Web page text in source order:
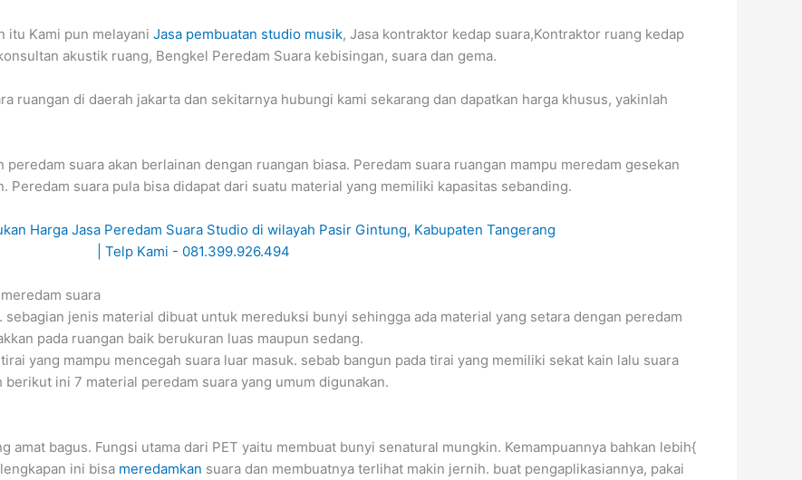
itu Kami pun melayani Jasa pembuatan studio musik, Jasa kontraktor kedap suara,Kontraktor ruang kedap
akustik ruang, Bengkel Peredam Suara kebisingan, suara dan gema.
ruangan di daerah jakarta dan sekitarnya hubungi kami sekarang dan dapatkan harga khusus, yakinlah
suara akan berlainan dengan ruangan biasa. Peredam suara ruangan mampu meredam gesekan
Peredam suara pula bisa didapat dari suatu material yang memiliki kapasitas sebanding.
suara
jenis material dibuat untuk mereduksi bunyi sehingga ada material yang setara dengan peredam
pada ruangan baik berukuran luas maupun sedang.
yang mampu mencegah suara luar masuk. sebab bangun pada tirai yang memiliki sekat kain lalu suara
ini 7 material peredam suara yang umum digunakan.
amat bagus. Fungsi utama dari PET yaitu membuat bunyi senatural mungkin. Kemampuannya bahkan lebih{
ini bisa meredamkan suara dan membuatnya terlihat makin jernih. buat pengaplikasiannya, pakai